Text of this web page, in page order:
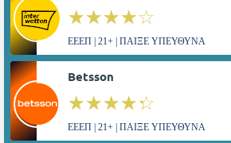
☆☆☆☆☆
★★★★★
ΕΕΕΠ | 21+ | ΠΑΙΞΕ ΥΠΕΥΘΥΝΑ
Betsson
☆☆☆☆☆
★★★★★
ΕΕΕΠ | 21+ | ΠΑΙΞΕ ΥΠΕΥΘΥΝΑ